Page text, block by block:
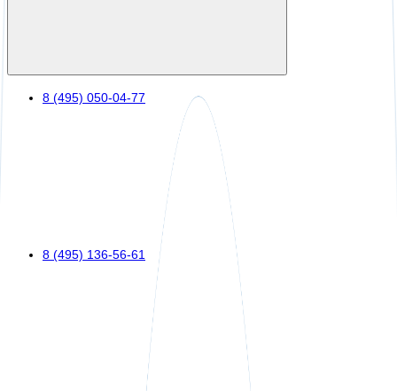
8 (495) 050-04-77
8 (495) 136-56-61